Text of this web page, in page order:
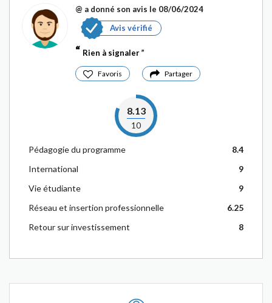
@ a donné son avis le 08/06/2024
Avis vérifié
Rien à signaler
Favoris Partager
8.13
10
Pédagogie du programme
8.4
International
9
Vie étudiante
9
Réseau et insertion professionnelle
6.25
Retour sur investissement
8